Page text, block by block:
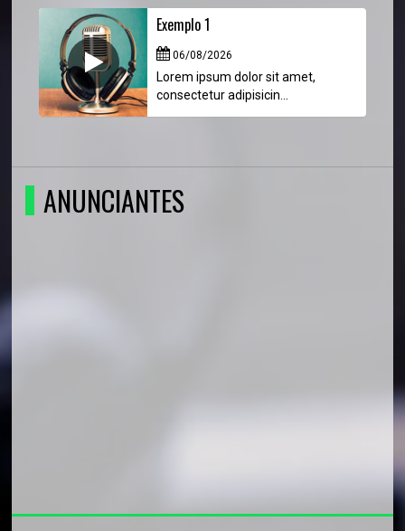
Exemplo 1
06/08/2026
Lorem ipsum dolor sit amet,
consectetur adipisicin...
ANUNCIANTES